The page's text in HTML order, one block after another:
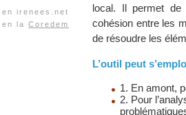
en irenees.net
en la Coredem
local. Il permet de
cohésion entre les
de résoudre les
L’outil peut
1. En amont,
2. Pour